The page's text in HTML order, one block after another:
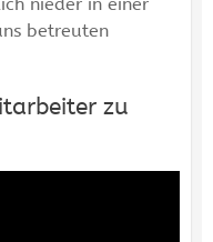
betreuten
zu